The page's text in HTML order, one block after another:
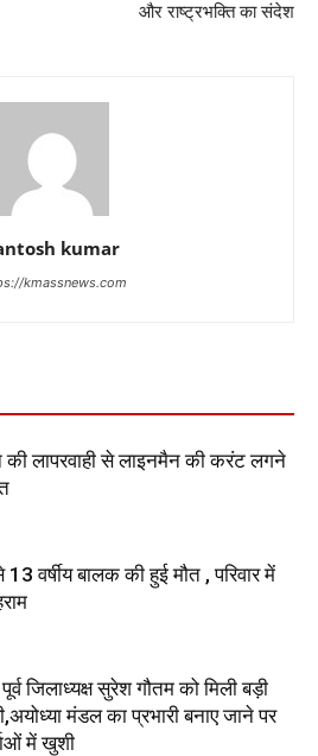
और राष्ट्रभक्ति का संदेश
kumar
kmassnews.com
की लापरवाही से लाइनमैन की करंट लगने
वर्षीय बालक की हुई मौत , परिवार में
जिलाध्यक्ष सुरेश गौतम को मिली बड़ी
मंडल का प्रभारी बनाए जाने पर
में खुशी